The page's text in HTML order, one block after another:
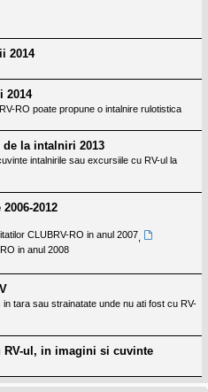
2014
2014
RO poate propune o intalnire rulotistica
la intalniri 2013
intalnirile sau excursiile cu RV-ul la
2012
CLUBRV-RO in anul 2007
in anul 2008
tara sau strainatate unde nu ati fost cu RV-
RV-ul, in imagini si cuvinte